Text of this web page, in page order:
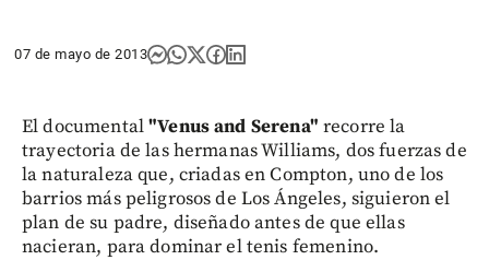
07 de mayo de 2013
El documental"Venus and Serena" recorre la
trayectoria de las hermanas Williams, dos fuerzas de
la naturaleza que, criadas en Compton, uno de los
barrios más peligrosos de Los Ángeles, siguieron el
plan de su padre, diseñado antes de que ellas
nacieran, para dominar el tenis femenino.